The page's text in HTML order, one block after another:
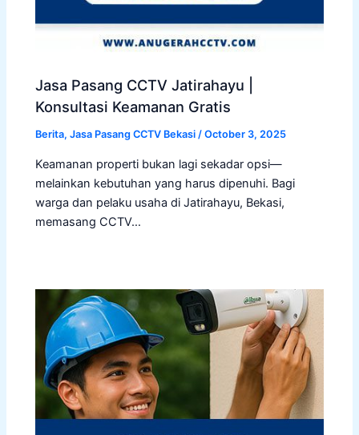
Jasa Pasang CCTV Jatirahayu |
Konsultasi Keamanan Gratis
Berita,Jasa Pasang CCTV Bekasi /October 3, 2025
Keamanan properti bukan lagi sekadar opsi—
melainkan kebutuhan yang harus dipenuhi. Bagi
warga dan pelaku usaha di Jatirahayu, Bekasi,
memasang CCTV…